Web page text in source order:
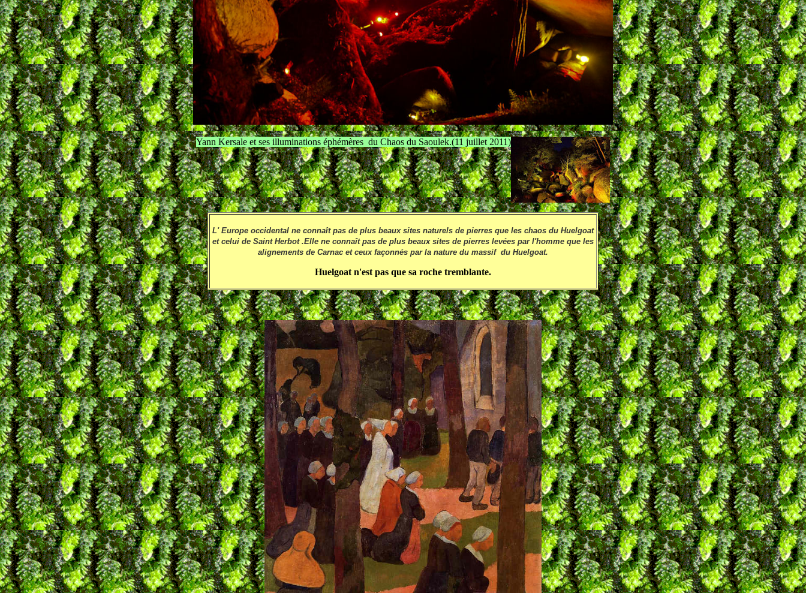
Yann Kersale et ses illuminations éphémères du Chaos du Saoulek.(11 juillet 2011)
L' Europe occidental ne connaît pas de plus beaux sites naturels de pierres que les chaos du Huelgoat
et celui de Saint Herbot .Elle ne connaît pas de plus beaux sites de pierres levées par l'homme que les
alignements de Carnac et ceux façonnés par la nature du massif du Huelgoat.
Huelgoat n'est pas que sa roche tremblante.